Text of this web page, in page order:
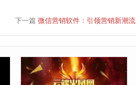
下一篇 微信营销软件：引领营销新潮流